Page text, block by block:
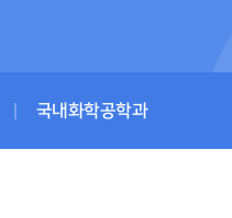
국내화학공학과